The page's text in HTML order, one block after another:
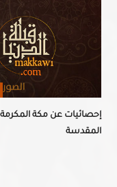
إحصائيات عن مكة
المقدسة